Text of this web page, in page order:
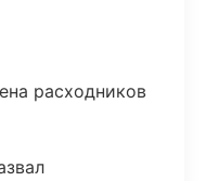
расходников